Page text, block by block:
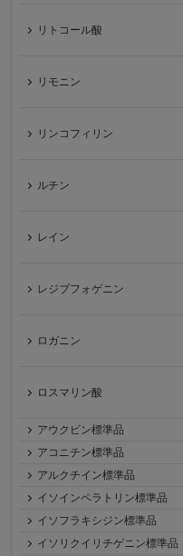
リトコール酸
リモニン
リンコフィリン
ルチン
レイン
レジブフォゲニン
ロガニン
ロスマリン酸
アウクビン標準品
アコニチン標準品
アルクチイン標準品
イソインペラトリン標準品
イソフラキシジン標準品
イソリクイリチゲニン標準品